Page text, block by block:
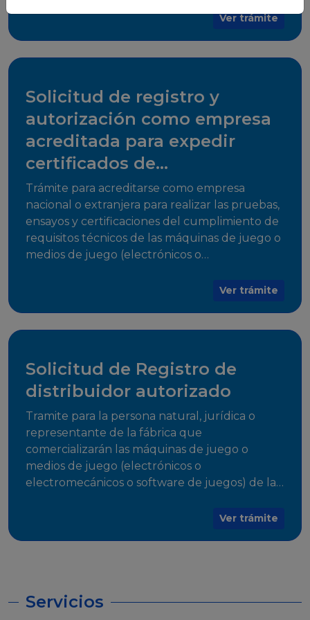
para su comercialización dentro del territorio
Ver trámite
Solicitud de registro y
autorización como empresa
acreditada para expedir
certificados de
cumplimiento
Trámite para acreditarse como empresa
nacional o extranjera para realizar las pruebas,
ensayos y certificaciones del cumplimiento de
requisitos técnicos de las máquinas de juego o
medios de juego (electrónicos o
medios de acceso al juego y juegos queVer trámite
Solicitud de Registro de
distribuidor autorizado
Tramite para la persona natural, jurídica o
representante de la fábrica que
comercializarán las máquinas de juego o
medios de juego (electrónicos o
electromecánicos o software de juegos) de las
Ver trámite
Servicios